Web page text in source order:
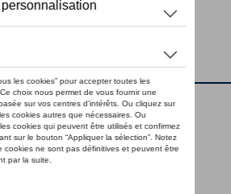
informatie die u zoekt niet vinden